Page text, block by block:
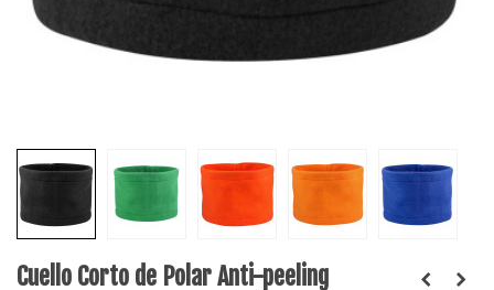
Cuello Corto de Polar Anti-peeling